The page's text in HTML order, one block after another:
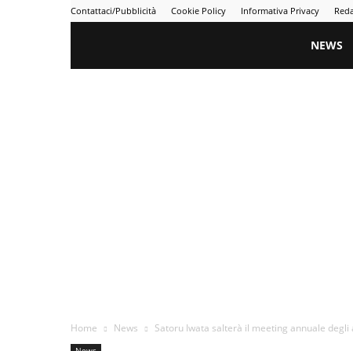
Contattaci/Pubblicità Cookie Policy Informativa Privacy
NEWS
Home News Satoru Iwata salterà il meeting annuale